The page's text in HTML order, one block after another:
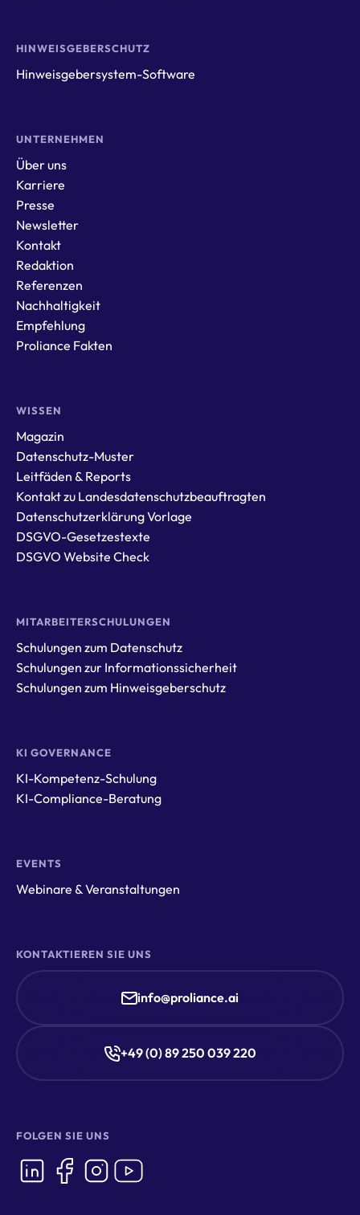
HINWEISGEBERSCHUTZ
Hinweisgebersystem-Software
UNTERNEHMEN
Über uns
Karriere
Presse
Newsletter
Kontakt
Redaktion
Referenzen
Nachhaltigkeit
Empfehlung
Proliance Fakten
WISSEN
Magazin
Datenschutz-Muster
Leitfäden & Reports
Kontakt zu Landesdatenschutzbeauftragten
Datenschutzerklärung Vorlage
DSGVO-Gesetzestexte
DSGVO Website Check
MITARBEITERSCHULUNGEN
Schulungen zum Datenschutz
Schulungen zur Informationssicherheit
Schulungen zum Hinweisgeberschutz
KI GOVERNANCE
KI-Kompetenz-Schulung
KI-Compliance-Beratung
EVENTS
Webinare & Veranstaltungen
KONTAKTIEREN SIE UNS
info@proliance.ai
+49 (0) 89 250 039 220
FOLGEN SIE UNS